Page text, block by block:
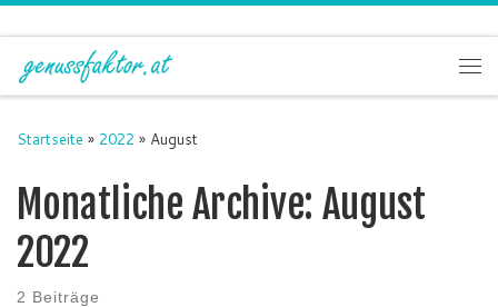
Zum Inhalt springen
Startseite » 2022 » August
Monatliche Archive: August
2022
2 Beiträge